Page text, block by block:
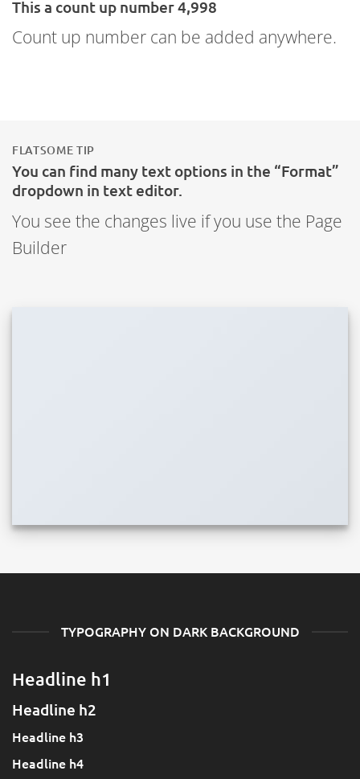
This a count up number5,000
Count up number can be added anywhere.
FLATSOME TIP
You can find many text options in the “Format”
dropdown in text editor.
You see the changes live if you use the Page
Builder
TYPOGRAPHY ON DARK BACKGROUND
Headline h1
Headline h2
Headline h3
Headline h4